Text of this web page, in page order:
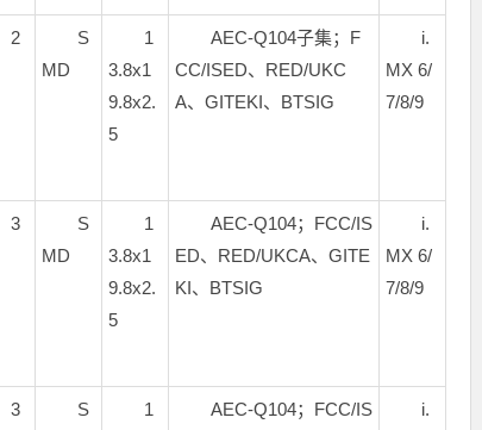
2
S
MD
1
3.8x1
9.8x2.
5
AEC-Q104子集；F
CC/ISED、RED/UKC
A、GITEKI、BTSIG
i.
MX 6/
7/8/9
3
S
MD
1
3.8x1
9.8x2.
5
AEC-Q104；FCC/IS
ED、RED/UKCA、GITE
KI、BTSIG
i.
MX 6/
7/8/9
3
S
1
AEC-Q104；FCC/IS
i.